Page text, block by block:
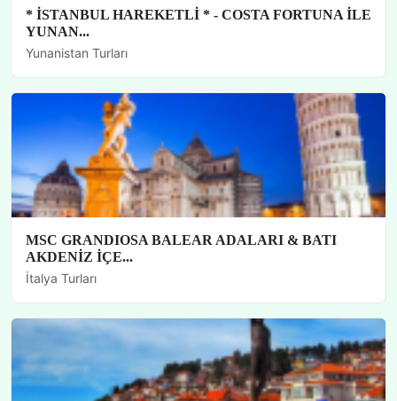
* İSTANBUL HAREKETLİ * - COSTA FORTUNA İLE
YUNAN...
Yunanistan Turları
MSC GRANDIOSA BALEAR ADALARI & BATI
AKDENİZ İÇE...
İtalya Turları